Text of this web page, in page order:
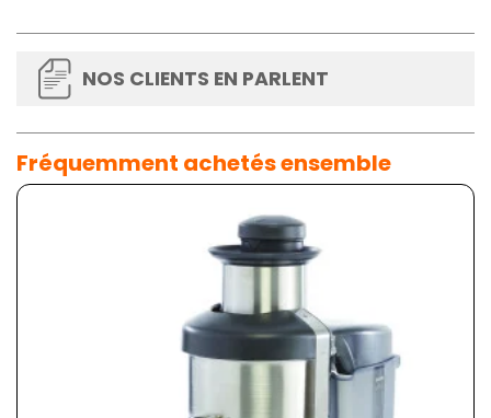
NOS CLIENTS EN PARLENT
Fréquemment achetés ensemble